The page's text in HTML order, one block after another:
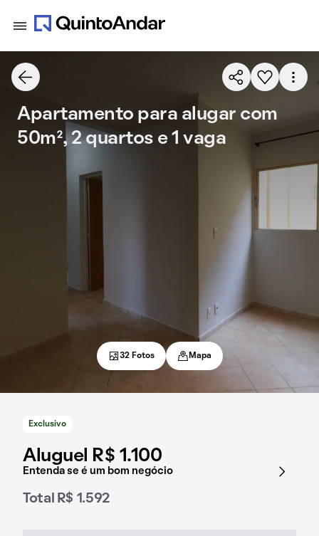
Exclusivo
Aluguel R$ 1.100
Entenda se é um bom negócio
Total R$ 1.592
Apartamento para alugar com
50m², 2 quartos e 1 vaga
32 Fotos Mapa